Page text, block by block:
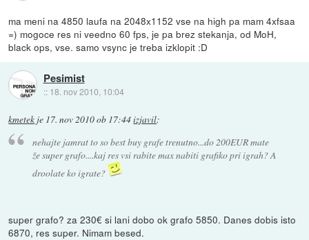
ma meni na 4850 laufa na 2048x1152 vse na high pa mam 4xfsaa
=) mogoce res ni veedno 60 fps, je pa brez stekanja, od MoH,
black ops, vse. samo vsync je treba izklopit :D
Pesimist
:: 18. nov 2010, 10:04
kmetek je 17. nov 2010 ob 17:44izjavil:
nehajte jamrat to so best buy grafe trenutno...do 200EUR mate
že super grafo....kaj res vsi rabite max nabiti grafiko pri igrah? A
droolate ko igrate?
super grafo? za 230€ si lani dobo ok grafo 5850. Danes dobis isto
6870, res super. Nimam besed.